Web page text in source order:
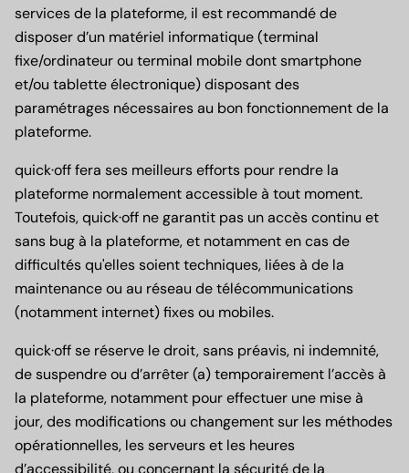
services de la plateforme, il est recommandé de
disposer d’un matériel informatique (terminal
fixe/ordinateur ou terminal mobile dont smartphone
et/ou tablette électronique) disposant des
paramétrages nécessaires au bon fonctionnement de la
plateforme.
quick·off fera ses meilleurs efforts pour rendre la
plateforme normalement accessible à tout moment.
Toutefois, quick·off ne garantit pas un accès continu et
sans bug à la plateforme, et notamment en cas de
difficultés qu'elles soient techniques, liées à de la
maintenance ou au réseau de télécommunications
(notamment internet) fixes ou mobiles.
quick·off se réserve le droit, sans préavis, ni indemnité,
de suspendre ou d’arrêter (a) temporairement l’accès à
la plateforme, notamment pour effectuer une mise à
jour, des modifications ou changement sur les méthodes
opérationnelles, les serveurs et les heures
d’accessibilité, ou concernant la sécurité de la